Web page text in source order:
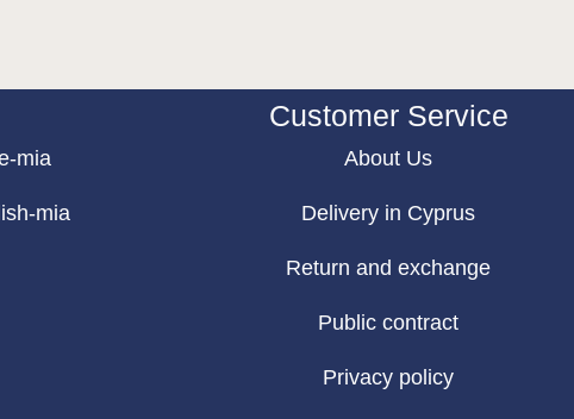
Customer Service
About Us
Delivery in Cyprus
Return and exchange
Public contract
Privacy policy
mia
mia